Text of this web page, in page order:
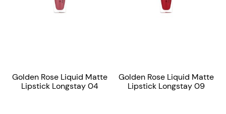
Golden Rose Liquid Matte
Lipstick Longstay 04
Golden Rose Liquid Matte
Lipstick Longstay 09